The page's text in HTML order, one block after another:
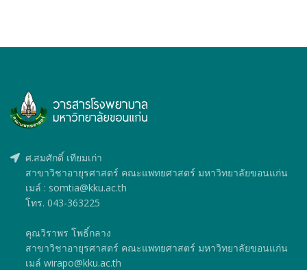
ศ.สมศักดิ์ เทียมเก่า
สาขาวิชาอายุรศาสตร์ คณะแพทยศาสตร์ มหาวิทยาลัยขอนแก่น
เมล์ : somtia@kku.ac.th
โทร. 043-363225
คุณวิราพร โพธิ์กลาง
สาขาวิชาอายุรศาสตร์ คณะแพทยศาสตร์ มหาวิทยาลัยขอนแก่น
เมล์ wirapo@kku.ac.th